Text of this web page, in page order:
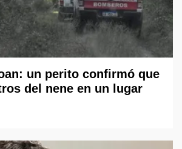
un perito confirmó que
del nene en un lugar